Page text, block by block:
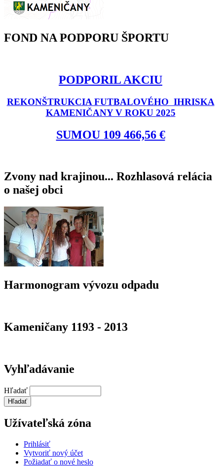
FOND NA PODPORU ŠPORTU
PODPORIL AKCIU
REKONŠTRUKCIA FUTBALOVÉHO IHRISKA
KAMENIČANY V ROKU 2025
SUMOU 109 466,56 €
Zvony nad krajinou... Rozhlasová relácia
o našej obci
Harmonogram vývozu odpadu
Kameničany 1193 - 2013
Vyhľadávanie
Hľadať
Užívateľská zóna
Prihlásiť
Vytvoriť nový účet
Požiadať o nové heslo